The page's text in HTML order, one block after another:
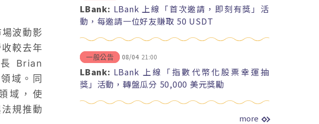
波動影
較去年
Brian
域。同
域，使
規推動
LBank: LBank 上線「首次邀請，即刻有獎」活
動，每邀請一位好友賺取 50 USDT
一般公告 08/04 21:00
LBank: LBank 上線「指數代幣化股票幸運抽
獎」活動，轉盤瓜分 50,000 美元獎勵
more